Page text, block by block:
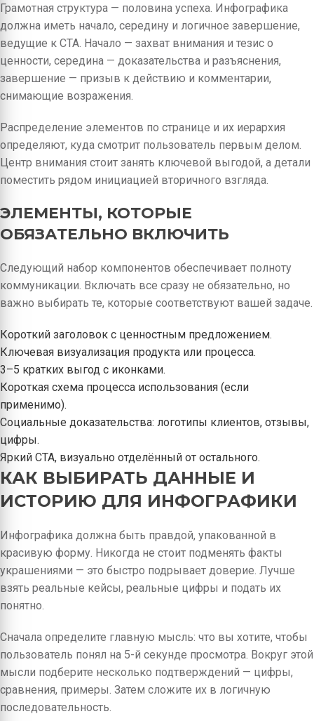
Грамотная структура — половина успеха. Инфографика
должна иметь начало, середину и логичное завершение,
ведущие к CTA. Начало — захват внимания и тезис о
ценности, середина — доказательства и разъяснения,
завершение — призыв к действию и комментарии,
снимающие возражения.
Распределение элементов по странице и их иерархия
определяют, куда смотрит пользователь первым делом.
Центр внимания стоит занять ключевой выгодой, а детали
поместить рядом инициацией вторичного взгляда.
ЭЛЕМЕНТЫ, КОТОРЫЕ
ОБЯЗАТЕЛЬНО ВКЛЮЧИТЬ
Следующий набор компонентов обеспечивает полноту
коммуникации. Включать все сразу не обязательно, но
важно выбирать те, которые соответствуют вашей задаче.
Короткий заголовок с ценностным предложением.
Ключевая визуализация продукта или процесса.
3–5 кратких выгод с иконками.
Короткая схема процесса использования (если
применимо).
Социальные доказательства: логотипы клиентов, отзывы,
цифры.
Яркий CTA, визуально отделённый от остального.
КАК ВЫБИРАТЬ ДАННЫЕ И
ИСТОРИЮ ДЛЯ ИНФОГРАФИКИ
Инфографика должна быть правдой, упакованной в
красивую форму. Никогда не стоит подменять факты
украшениями — это быстро подрывает доверие. Лучше
взять реальные кейсы, реальные цифры и подать их
понятно.
Сначала определите главную мысль: что вы хотите, чтобы
пользователь понял на 5-й секунде просмотра. Вокруг этой
мысли подберите несколько подтверждений — цифры,
сравнения, примеры. Затем сложите их в логичную
последовательность.